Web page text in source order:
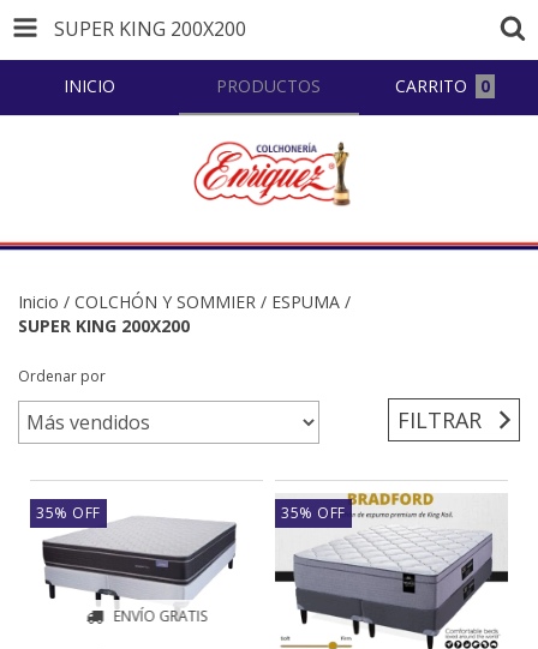
SUPER KING 200X200
INICIO PRODUCTOS CARRITO 0
Inicio / COLCHÓN Y SOMMIER / ESPUMA /
SUPER KING 200X200
Ordenar por
FILTRAR
35% OFF
ENVÍO GRATIS
35% OFF